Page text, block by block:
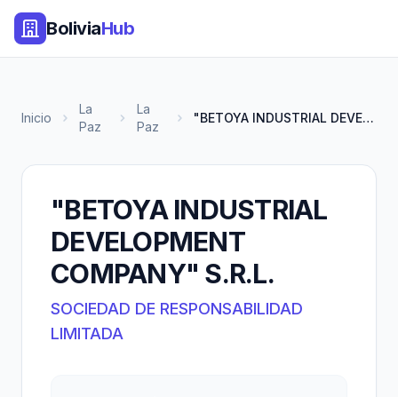
BoliviaHub
Inicio
La
Paz
La
Paz
"BETOYA INDUSTRIAL DEVELOPMENT...
"BETOYA INDUSTRIAL
DEVELOPMENT
COMPANY" S.R.L.
SOCIEDAD DE RESPONSABILIDAD
LIMITADA